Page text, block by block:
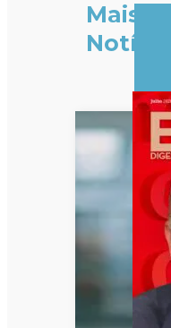
Mais
Notícias